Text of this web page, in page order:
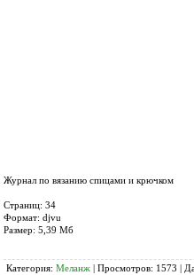
Журнал по вязанию спицами и крючком
Страниц: 34
Формат: djvu
Размер: 5,39 Мб
Категория: Меланж | Просмотров: 1573 |